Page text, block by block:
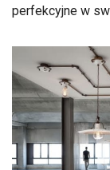
perfekcyjne w